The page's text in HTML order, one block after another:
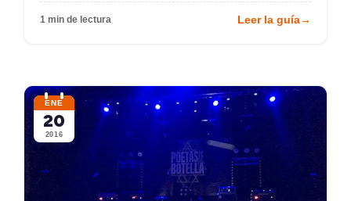
1 min de lectura Leer la guía→
ENE
20
2016